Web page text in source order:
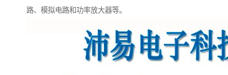
路、模拟电路和功率放大器等。